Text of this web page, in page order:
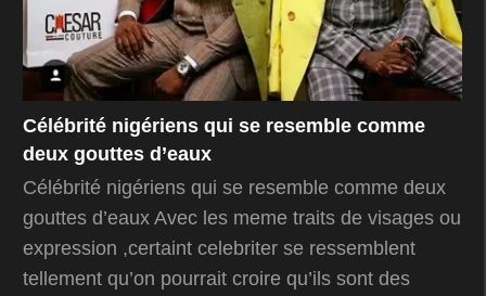
Célébrité nigériens qui se resemble comme
deux gouttes d’eaux
Célébrité nigériens qui se resemble comme deux
gouttes d’eaux Avec les meme traits de visages ou
expression ,certaint celebriter se ressemblent
tellement qu’on pourrait croire qu’ils sont des